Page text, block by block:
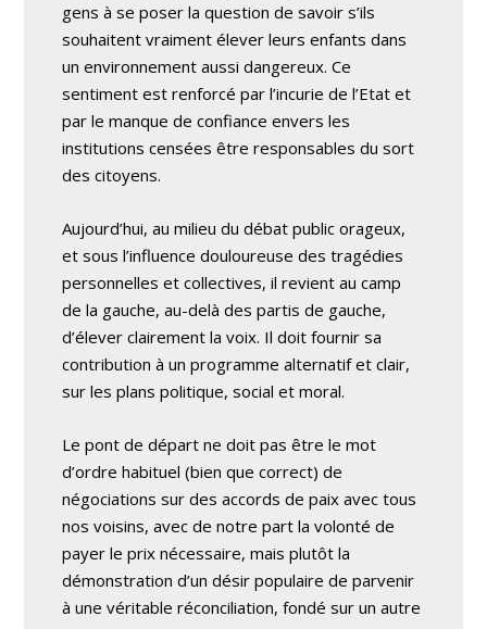
gens à se poser la question de savoir s’ils
souhaitent vraiment élever leurs enfants dans
un environnement aussi dangereux. Ce
sentiment est renforcé par l’incurie de l’Etat et
par le manque de confiance envers les
institutions censées être responsables du sort
des citoyens.
Aujourd’hui, au milieu du débat public orageux,
et sous l’influence douloureuse des tragédies
personnelles et collectives, il revient au camp
de la gauche, au-delà des partis de gauche,
d’élever clairement la voix. Il doit fournir sa
contribution à un programme alternatif et clair,
sur les plans politique, social et moral.
Le pont de départ ne doit pas être le mot
d’ordre habituel (bien que correct) de
négociations sur des accords de paix avec tous
nos voisins, avec de notre part la volonté de
payer le prix nécessaire, mais plutôt la
démonstration d’un désir populaire de parvenir
à une véritable réconciliation, fondé sur un autre